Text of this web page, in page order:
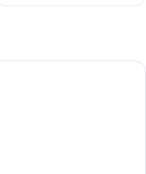
Double Room | Peralatan